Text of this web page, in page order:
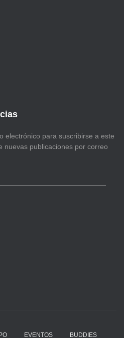
electrónico para suscribirse a este
nuevas publicaciones por correo
EVENTOS BUDDIES